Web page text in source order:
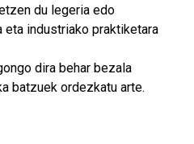
du legeria edo
eta industriako praktiketara
dira behar bezala
batzuek ordezkatu arte.